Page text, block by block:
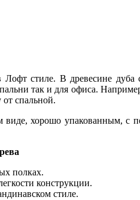
Лофт стиле. В древесине дуба
так и для офиса.
от спальной.
виде, хорошо упакованным,
полках.
конструкции.
стиле.